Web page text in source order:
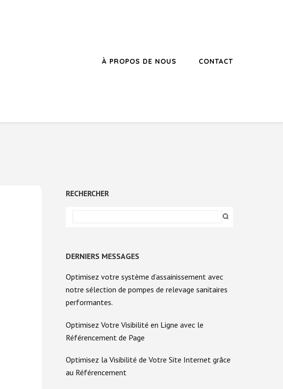
À PROPOS DE NOUS CONTACT
RECHERCHER
DERNIERS MESSAGES
Optimisez votre système d’assainissement avec
notre sélection de pompes de relevage sanitaires
performantes.
Optimisez Votre Visibilité en Ligne avec le
Référencement de Page
Optimisez la Visibilité de Votre Site Internet grâce
au Référencement